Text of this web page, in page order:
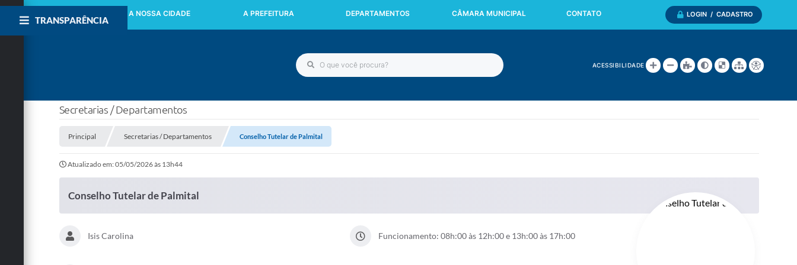
LOGIN / CADASTRO
ACESSIBILIDADE
INICIO A NOSSA CIDADE A PREFEITURA DEPARTAMENTOS CÂMARA MUNICIPAL CONTATO
TRANSPARÊNCIA
Secretarias / Departamentos
Principal Secretarias / Departamentos Conselho Tutelar de Palmital
Atualizado em: 05/05/2026 às 13h44
Conselho Tutelar de Palmital
Isis Carolina Funcionamento: 08h:00 às 12h:00 e 13h:00 às 17h:00